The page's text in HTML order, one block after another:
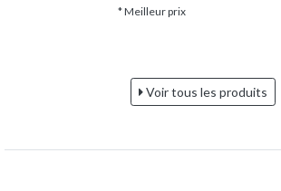
* Meilleur prix
Voir tous les produits